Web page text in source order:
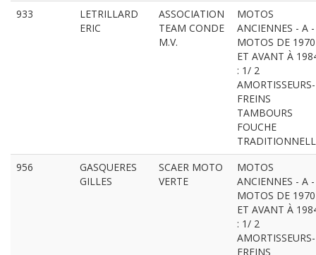
933
LETRILLARD
ERIC
ASSOCIATION
TEAM CONDE
M.V.
MOTOS
ANCIENNES - A -
MOTOS DE 1970
ET AVANT À
: 1/ 2
FREINS
TAMBOURS
FOUCHE
956
GASQUERES
GILLES
SCAER MOTO
VERTE
MOTOS
ANCIENNES - A -
MOTOS DE 1970
ET AVANT À
: 1/ 2
FREINS